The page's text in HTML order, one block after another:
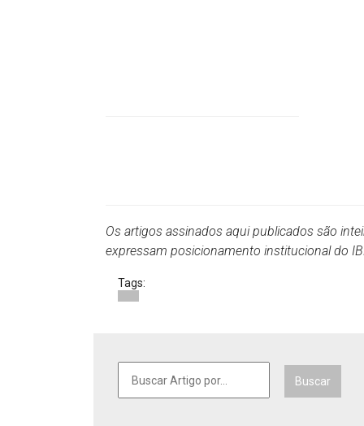
Os artigos assinados aqui publicados são
expressam posicionamento institucional do
Tags:
Buscar